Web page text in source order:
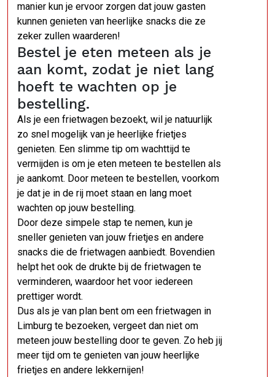
manier kun je ervoor zorgen dat jouw gasten
kunnen genieten van heerlijke snacks die ze
zeker zullen waarderen!
Bestel je eten meteen als je
aan komt, zodat je niet lang
hoeft te wachten op je
bestelling.
Als je een frietwagen bezoekt, wil je natuurlijk
zo snel mogelijk van je heerlijke frietjes
genieten. Een slimme tip om wachttijd te
vermijden is om je eten meteen te bestellen als
je aankomt. Door meteen te bestellen, voorkom
je dat je in de rij moet staan en lang moet
wachten op jouw bestelling.
Door deze simpele stap te nemen, kun je
sneller genieten van jouw frietjes en andere
snacks die de frietwagen aanbiedt. Bovendien
helpt het ook de drukte bij de frietwagen te
verminderen, waardoor het voor iedereen
prettiger wordt.
Dus als je van plan bent om een frietwagen in
Limburg te bezoeken, vergeet dan niet om
meteen jouw bestelling door te geven. Zo heb jij
meer tijd om te genieten van jouw heerlijke
frietjes en andere lekkernijen!